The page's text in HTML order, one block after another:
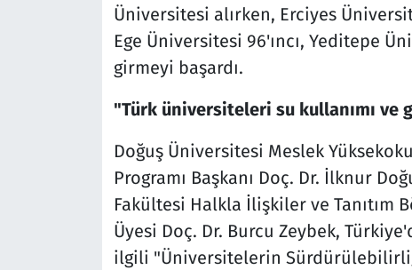
Üniversitesi alırken, Erciyes
Ege Üniversitesi 96'ıncı, Yeditepe
girmeyi başardı.
"Türk üniversiteleri su kullanımı ve
Doğuş Üniversitesi Meslek
Programı Başkanı Doç. Dr. İlknur
Fakültesi Halkla İlişkiler ve Tanıtım
Üyesi Doç. Dr. Burcu Zeybek,
ilgili "Üniversitelerin